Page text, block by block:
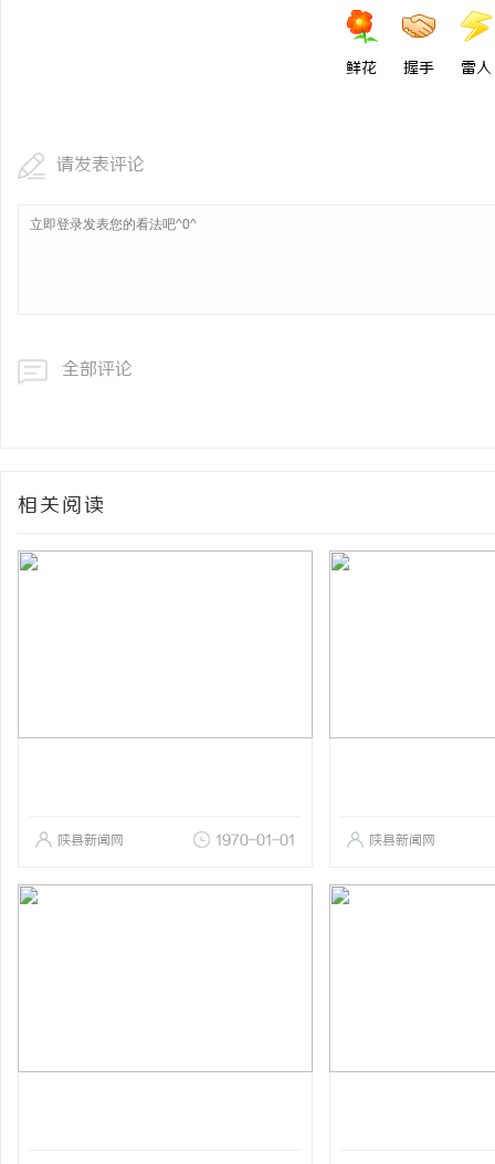
鲜花 握手 雷人
请发表评论
全部评论
相关阅读
陕县新闻网 1970-01-01 陕县新闻网